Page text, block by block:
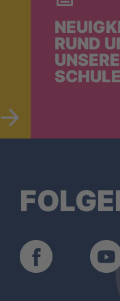
RUND
UNSERE
SCHULE